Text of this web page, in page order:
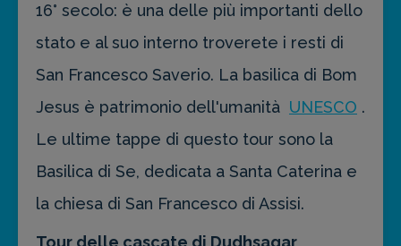
16° secolo: è una delle più importanti dello
stato e al suo interno troverete i resti di
San Francesco Saverio. La basilica di Bom
Jesus è patrimonio dell'umanità UNESCO .
Le ultime tappe di questo tour sono la
Basilica di Se, dedicata a Santa Caterina e
la chiesa di San Francesco di Assisi.
Tour delle cascate di Dudhsagar